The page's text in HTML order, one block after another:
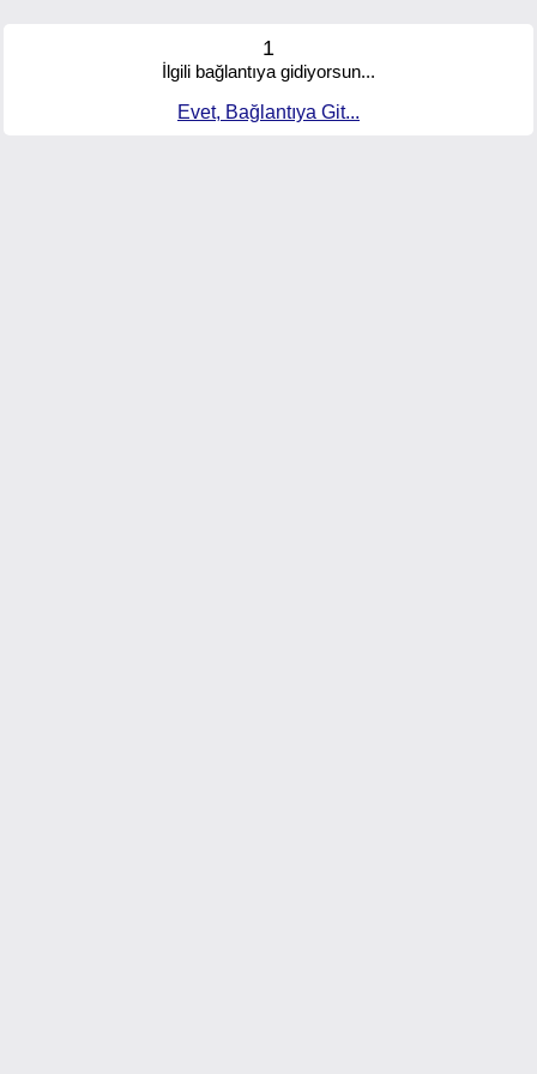
1
İlgili bağlantıya gidiyorsun...
Evet, Bağlantıya Git...